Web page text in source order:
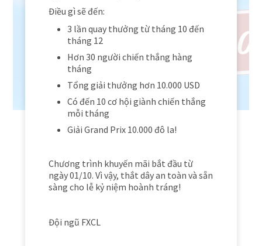
Điều gì sẽ đến:
3 lần quay thưởng từ tháng 10 đến
tháng 12
Hơn 30 người chiến thắng hàng
tháng
Tổng giải thưởng hơn 10.000 USD
Có đến 10 cơ hội giành chiến thắng
mỗi tháng
Giải Grand Prix 10.000 đô la!
Chương trình khuyến mãi bắt đầu từ
ngày 01/10. Vì vậy, thắt dây an toàn và sẵn
sàng cho lễ kỷ niệm hoành tráng!
Đội ngũ FXCL